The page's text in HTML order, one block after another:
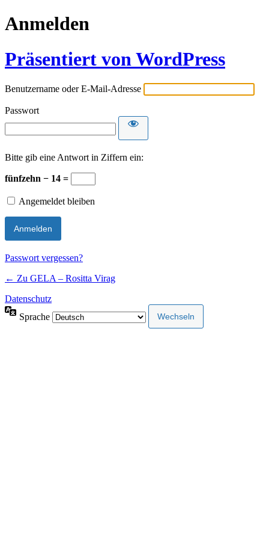
Anmelden
Präsentiert von WordPress
Benutzername oder E-Mail-Adresse
Passwort
Bitte gib eine Antwort in Ziffern ein:
fünfzehn − 14 =
Angemeldet bleiben
Passwort vergessen?
← Zu GELA – Rositta Virag
Datenschutz
Sprache